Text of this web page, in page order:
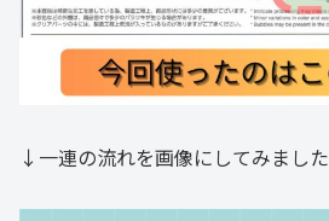
↓一連の流れを画像にしてみました